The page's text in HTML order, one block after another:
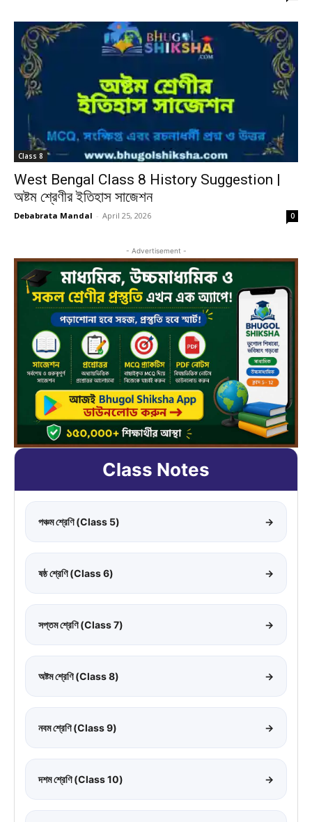
Class 8
West Bengal Class 8 History Suggestion |
অষ্টম শ্রেণীর ইতিহাস সাজেশন
Debabrata Mandal - April 25, 2026 0
- Advertisement -
Class Notes
পঞ্চম শ্রেণি (Class 5) →
ষষ্ঠ শ্রেণি (Class 6) →
সপ্তম শ্রেণি (Class 7) →
অষ্টম শ্রেণি (Class 8) →
নবম শ্রেণি (Class 9) →
দশম শ্রেণি (Class 10) →